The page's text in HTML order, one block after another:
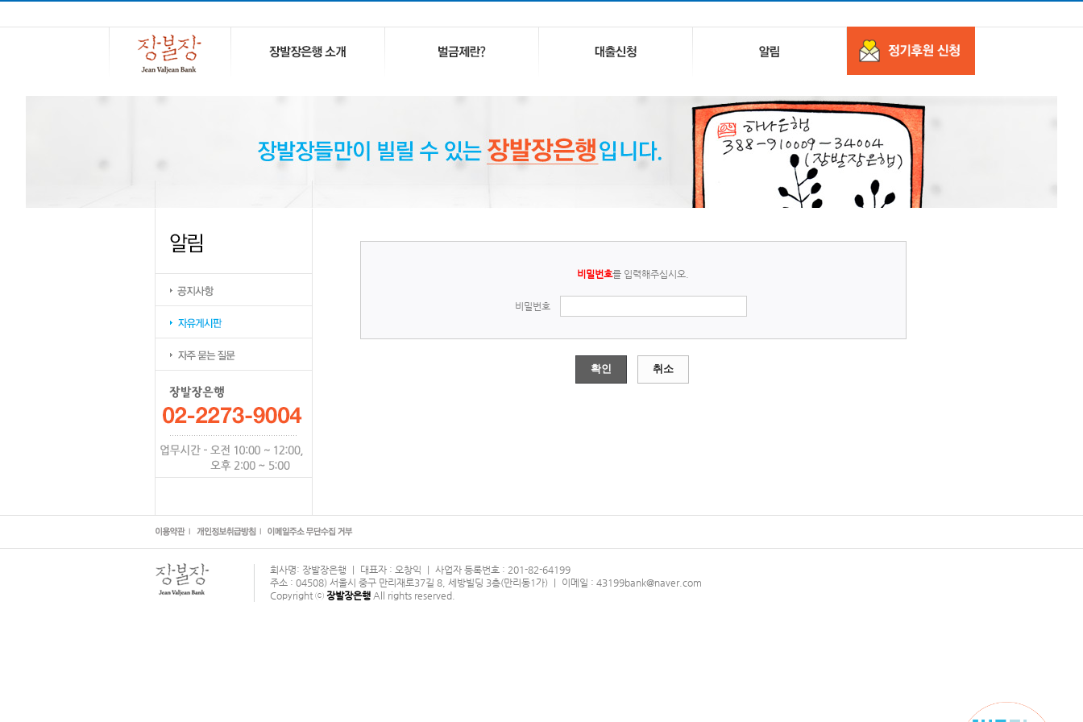
비밀번호를 입력해주십시오.
비밀번호
확인 취소
회사명: 장발장은행 ㅣ 대표자 : 오창익 ㅣ 사업자 등록번호 : 201-82-64199
주소 : 04508) 서울시 중구 만리재로37길 8, 세방빌딩 3층(만리동1가) ㅣ 이메일 : 43199bank@naver.com
Copyright ⓒ 장발장은행 All rights reserved.